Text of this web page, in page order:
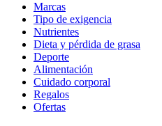
Marcas
Tipo de exigencia
Nutrientes
Dieta y pérdida de grasa
Deporte
Alimentación
Cuidado corporal
Regalos
Ofertas